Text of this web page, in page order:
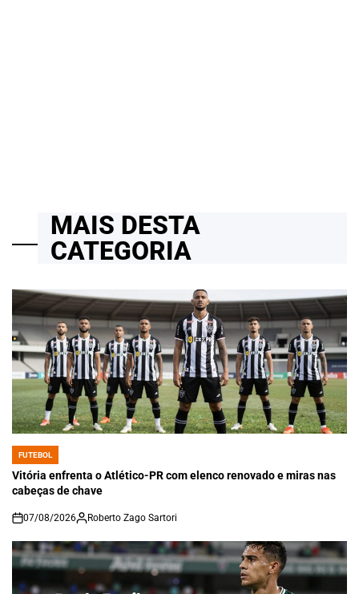
MAIS DESTA
CATEGORIA
POSTED
IN
FUTEBOL
Vitória enfrenta o Atlético-PR com elenco renovado e miras nas
cabeças de chave
on
07/08/2026 Roberto Zago Sartori